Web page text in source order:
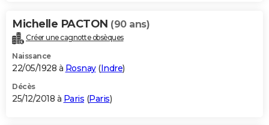
Michelle PACTON (90 ans)
Créer une cagnotte obsèques
Naissance
22/05/1928 à Rosnay(Indre)
Décès
25/12/2018 à Paris (Paris)